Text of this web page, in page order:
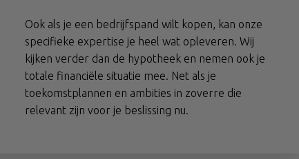
Ook als je een bedrijfspand wilt kopen, kan onze
specifieke expertise je heel wat opleveren. Wij
kijken verder dan de hypotheek en nemen ook je
totale financiële situatie mee. Net als je
toekomstplannen en ambities in zoverre die
relevant zijn voor je beslissing nu.